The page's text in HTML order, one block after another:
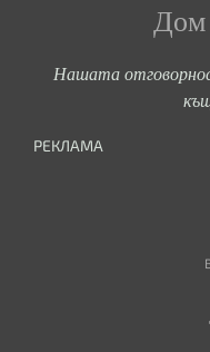
Дом
Нашата
РЕКЛАМА